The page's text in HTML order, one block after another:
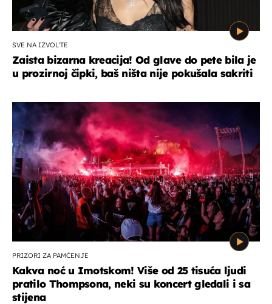
SVE NA IZVOL'TE
Zaista bizarna kreacija! Od glave do pete bila je
u prozirnoj čipki, baš ništa nije pokušala sakriti
PRIZORI ZA PAMĆENJE
Kakva noć u Imotskom! Više od 25 tisuća ljudi
pratilo Thompsona, neki su koncert gledali i sa
stijena